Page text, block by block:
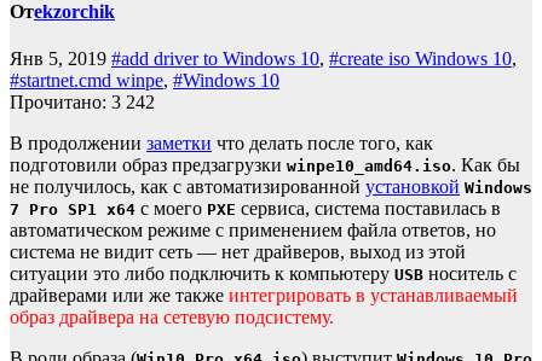
Отekzorchik
Янв 5, 2019 #add driver to Windows 10, #create iso Windows 10,
#startnet.cmd winpe, #Windows 10
Прочитано: 3 242
В продолжении заметки что делать после того, как
подготовили образ предзагрузки winpe10_amd64.iso. Как бы
не получилось, как с автоматизированной установкой Windows
7 Pro SP1 x64 с моего PXE сервиса, система поставилась в
автоматическом режиме с применением файла ответов, но
система не видит сеть — нет драйверов, выход из этой
ситуации это либо подключить к компьютеру USB носитель с
драйверами или же также интегрировать в устанавливаемый
образ драйвера на сетевую подсистему.